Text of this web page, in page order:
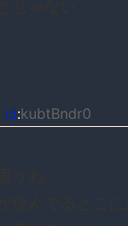
id:kubtBndr0